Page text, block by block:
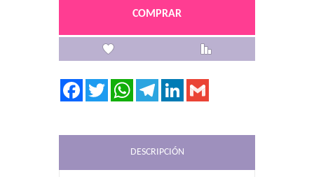
Lista de Regalos
FacebookTwitter WhatsAppTelegramLinkedIn
DESCRIPCIÓN